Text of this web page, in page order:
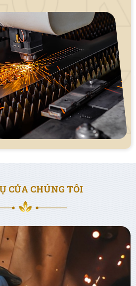
CỦA CHÚNG TÔI